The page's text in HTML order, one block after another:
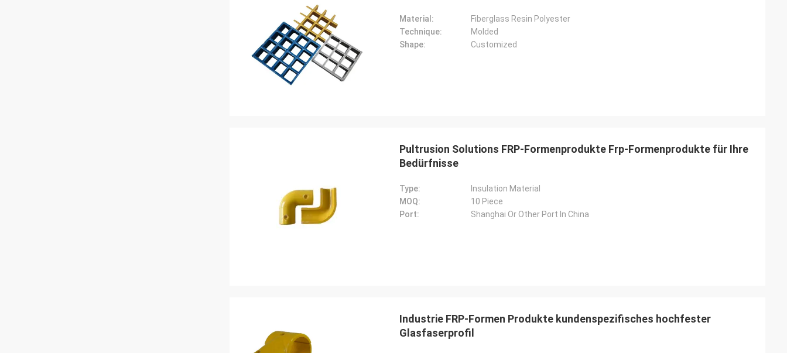
Material:
Fiberglass Resin Polyester
Technique:
Molded
Shape:
Customized
Pultrusion Solutions FRP-Formenprodukte Frp-Formenprodukte für Ihre
Bedürfnisse
Type:
Insulation Material
MOQ:
10 Piece
Port:
Shanghai Or Other Port In China
Industrie FRP-Formen Produkte kundenspezifisches hochfester
Glasfaserprofil